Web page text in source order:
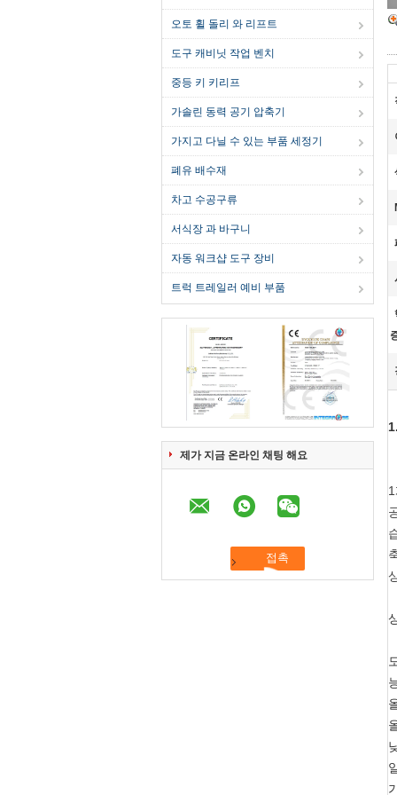
오토 휠 돌리 와 리프트
도구 캐비닛 작업 벤치
중등 키 키리프
가솔린 동력 공기 압축기
가지고 다닐 수 있는 부품 세정기
폐유 배수재
차고 수공구류
서식장 과 바구니
자동 워크샵 도구 장비
트럭 트레일러 예비 부품
제가 지금 온라인 채팅 해요